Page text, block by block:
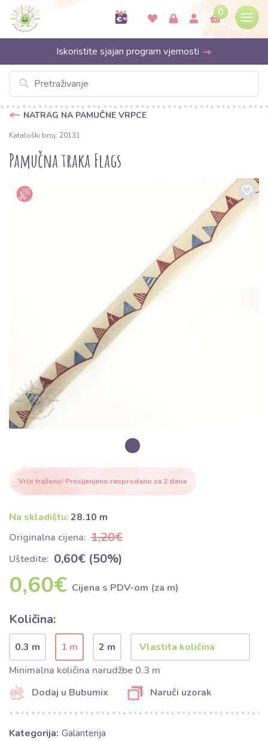
0
Iskoristite sjajan program vjernosti
NATRAG NA PAMUČNE VRPCE
Kataloški broj: 20131
Pamučna traka Flags
Vrlo traženo! Procijenjeno rasprodano za 2 dana
Na skladištu:28.10 m
Originalna cijena: 1,20€
Uštedite: 0,60€ (50%)
0,60€ Cijena s PDV-om (za m)
Količina:
0.3 m 1 m
2 m
Minimalna količina narudžbe 0.3 m
Dodaj u Bubumix
Naruči uzorak
Kategorija: Galanterija